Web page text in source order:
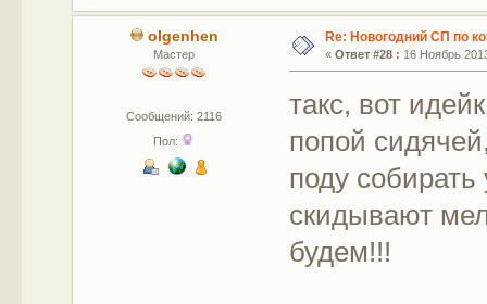
olgenhen
Мастер
Сообщений: 2116
Пол:
Re: Новогодний СП по
« Ответ #28 : 16 Ноябрь
такс, вот
попой
поду
скидывают
будем!!!